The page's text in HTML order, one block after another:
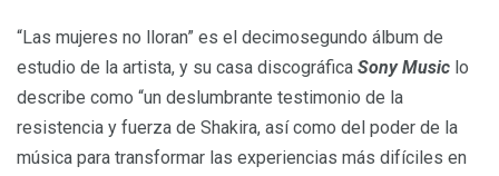
“Las mujeres no lloran” es el decimosegundo álbum de
estudio de la artista, y su casa discográfica Sony Music lo
describe como “un deslumbrante testimonio de la
resistencia y fuerza de Shakira, así como del poder de la
música para transformar las experiencias más difíciles en